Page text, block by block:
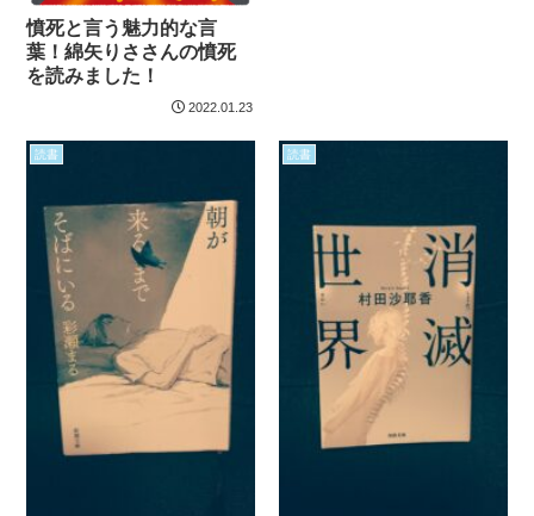
憤死と言う魅力的な言
葉！綿矢りささんの憤死
を読みました！
2022.01.23
読書 読書